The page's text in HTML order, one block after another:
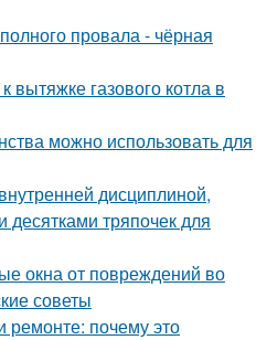
провала - чёрная
газового котла в
можно использовать для
дисциплиной,
тряпочек для
окна от повреждений во
советы
ремонте: почему это